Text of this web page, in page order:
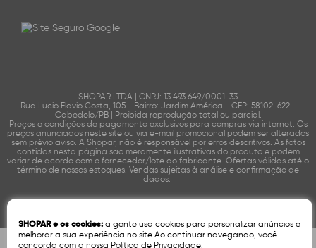
SHOPAR LTDA | CNPJ: 13.493.649/0001-33
Rua Lucio Flavio Costa, 105 - Bairro: Jardim América - CEP: 58102-622 -
Cabedelo/PB | Proibida reprodução total ou parcial.
Preços e condições de pagamento exclusivos para compras via internet. Os
preços anunciados neste site ou via e-mail promocional podem ser alterados
sem prévio aviso. A Shopar, não é responsável por erros descritivos. As fotos
contidas nesta página são meramente ilustrativas do produto e podem
variar de acordo com o fornecedor/lote do fabricante. Ofertas válidas até o
término de nossos estoques. Vendas sujeitas à análise e confirmação de
dados.
SHOPAR e os cookies: a gente usa cookies para personalizar anúncios e
melhorar a sua experiência no site.Ao continuar navegando, você
concorda com a nossa Política de Privacidade.